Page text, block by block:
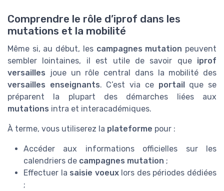
Comprendre le rôle d’iprof dans les
mutations et la mobilité
Même si, au début, les campagnes mutation peuvent
sembler lointaines, il est utile de savoir que iprof
versailles joue un rôle central dans la mobilité des
versailles enseignants. C’est via ce portailque se
préparent la plupart des démarches liées aux
mutations intra et interacadémiques.
À terme, vous utiliserez la plateforme pour :
Accéder aux informations officielles sur les
calendriers de campagnes mutation ;
Effectuer la saisie voeuxlors des périodes dédiées
;